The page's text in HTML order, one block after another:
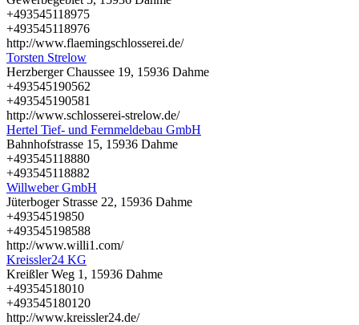
+493545118975
+493545118976
http://www.flaemingschlosserei.de/
Torsten Strelow
Herzberger Chaussee 19, 15936 Dahme
+493545190562
+493545190581
http://www.schlosserei-strelow.de/
Hertel Tief- und Fernmeldebau GmbH
Bahnhofstrasse 15, 15936 Dahme
+493545118880
+493545118882
Willweber GmbH
Jüterboger Strasse 22, 15936 Dahme
+49354519850
+493545198588
http://www.willi1.com/
Kreissler24 KG
Kreißler Weg 1, 15936 Dahme
+49354518010
+493545180120
http://www.kreissler24.de/